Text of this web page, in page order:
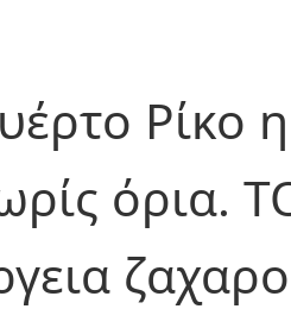
Ρίκο
όρια.